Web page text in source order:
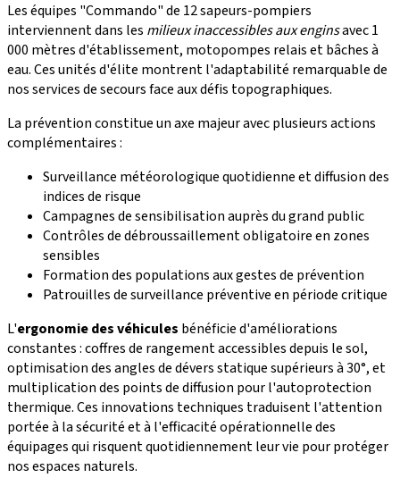
Les équipes "Commando" de 12 sapeurs-pompiers
interviennent dans les milieux inaccessibles aux enginsavec 1
000 mètres d'établissement, motopompes relais et bâches à
eau. Ces unités d'élite montrent l'adaptabilité remarquable de
nos services de secours face aux défis topographiques.
La prévention constitue un axe majeur avec plusieurs actions
complémentaires :
Surveillance météorologique quotidienne et diffusion des
indices de risque
Campagnes de sensibilisation auprès du grand public
Contrôles de débroussaillement obligatoire en zones
sensibles
Formation des populations aux gestes de prévention
Patrouilles de surveillance préventive en période critique
L'ergonomie des véhicules bénéficie d'améliorations
constantes : coffres de rangement accessibles depuis le sol,
optimisation des angles de dévers statique supérieurs à 30°, et
multiplication des points de diffusion pour l'autoprotection
thermique. Ces innovations techniques traduisent l'attention
portée à la sécurité et à l'efficacité opérationnelle des
équipages qui risquent quotidiennement leur vie pour protéger
nos espaces naturels.